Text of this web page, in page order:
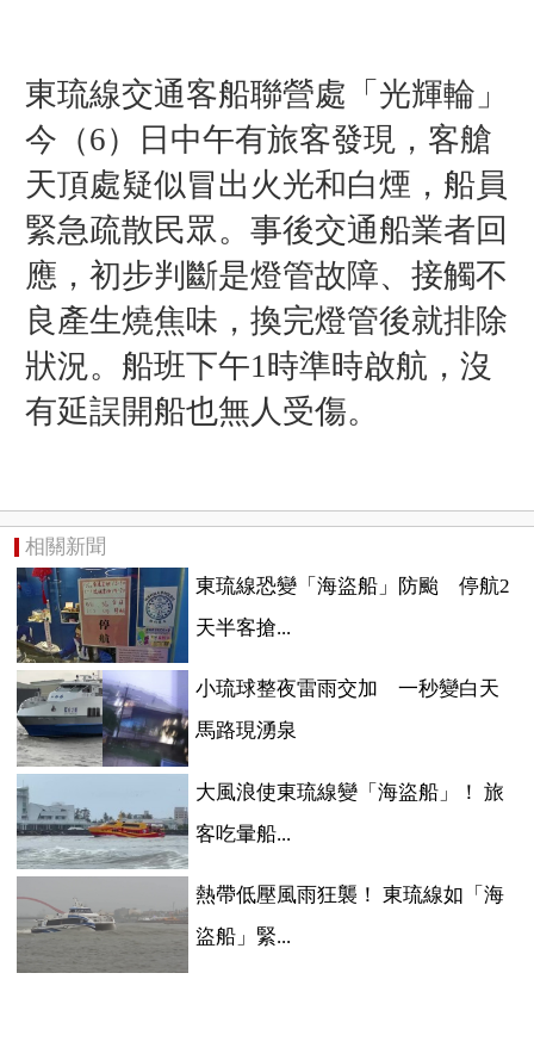
東琉線交通客船聯營處「光輝輪」
今（6）日中午有旅客發現，客艙
天頂處疑似冒出火光和白煙，船員
緊急疏散民眾。事後交通船業者回
應， 初步判斷是燈管故障、接觸不
良產生燒焦味 ， 換完燈管後就排除
狀況。船班下午1時準時啟航，沒
有延誤開船也無人受傷。
相關新聞
東琉線恐變「海盜船」防颱 停航2
天半客搶...
小琉球整夜雷雨交加 一秒變白天
馬路現湧泉
大風浪使東琉線變「海盜船」！ 旅
客吃暈船...
熱帶低壓風雨狂襲！ 東琉線如「海
盜船」緊...